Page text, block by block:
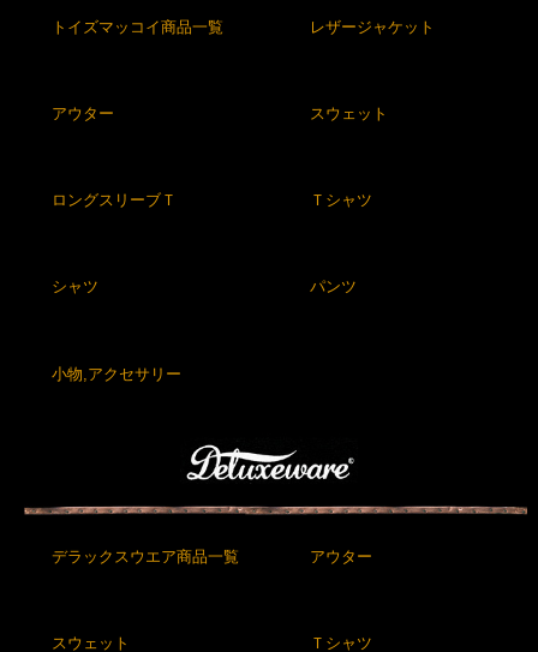
トイズマッコイ商品一覧 レザージャケット
アウター スウェット
ロングスリーブＴ Ｔシャツ
シャツ パンツ
小物,アクセサリー
デラックスウエア商品一覧 アウター
スウェット Ｔシャツ